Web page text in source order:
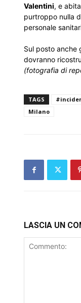
Valentini, e
purtroppo nulla
personale
Sul posto anche
dovranno
(fotografia di
TAGS
Milano
LASCIA UN